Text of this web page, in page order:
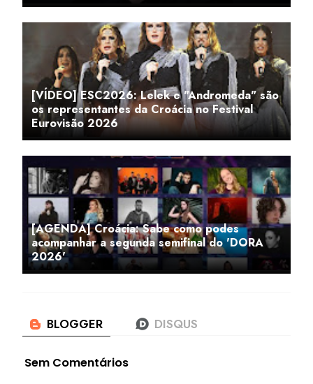
[VÍDEO] ESC2026: Lelek e "Andromeda" são
os representantes da Croácia no Festival
Eurovisão 2026
[AGENDA] Croácia: Sabe como podes
acompanhar a segunda semifinal do 'DORA
2026'
Sem Comentários